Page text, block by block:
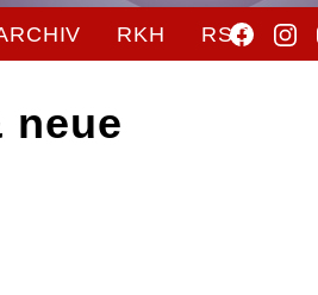
RKH RSO
neue